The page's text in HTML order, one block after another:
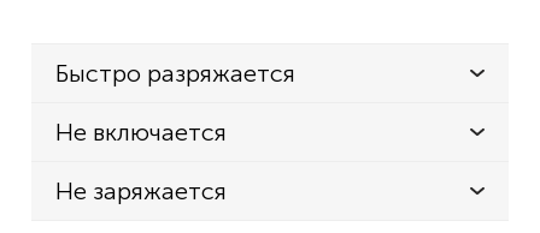
Быстро разряжается
Не включается
Не заряжается